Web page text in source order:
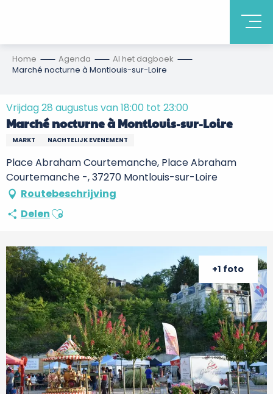
Home Agenda
Al het dagboek
Marché nocturne à Montlouis-sur-Loire
Vrijdag 28 augustus van 18:00 tot 23:00
Marché nocturne à Montlouis-sur-Loire
MARKT NACHTELIJK EVENEMENT
Place Abraham Courtemanche, Place Abraham
Courtemanche -, 37270 Montlouis-sur-Loire
Routebeschrijving
DelenAjouter aux favoris
+1 foto